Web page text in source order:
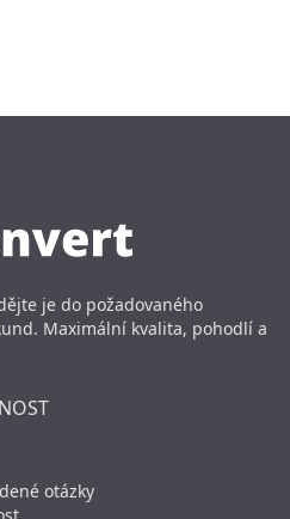
je do požadovaného
Maximální kvalita, pohodlí a
otázky